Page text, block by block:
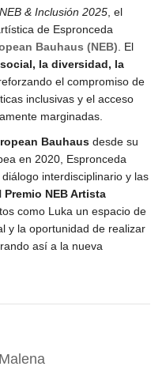
NEB & Inclusión 2025 , el
de Espronceda
Bauhaus (NEB) . El
la diversidad, la
reforzando el compromiso de
inclusivas y el acceso
marginadas.
Bauhaus desde su
en 2020, Espronceda
interdisciplinario y las
Premio NEB Artista
como Luka un espacio de
y la oportunidad de realizar
así a la nueva
Malena